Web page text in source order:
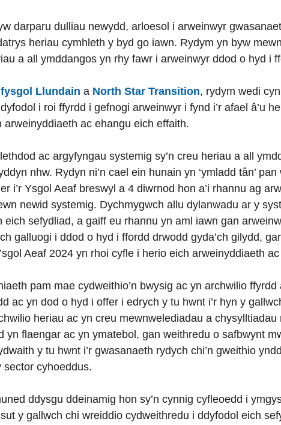
darparu dulliau newydd, arloesol i arweinwyr
heriau cymhleth y byd go iawn. Rydym yn byw
a all ymddangos yn rhy fawr i arweinwyr ddod o hyd i
Llundain a North Star Transition, rydym wedi
i roi ffyrdd i gefnogi arweinwyr i fynd i’r afael â’u
ac ehangu eich effaith.
ac argyfyngau systemig sy’n creu heriau a all
nhw. Rydyn ni’n cael ein hunain yn ‘ymladd tân’
i’r Ysgol Aeaf breswyl a 4 diwrnod hon a’i rhannu ag
newid systemig. Dychmygwch allu dylanwadu ar y
eich sefydliad, a gaiff eu rhannu yn aml iawn gan
galluogi i ddod o hyd i ffordd drwodd gyda’ch gilydd,
Aeaf 2024 yn rhoi cyfle i herio eich arweinyddiaeth
pam mae cydweithio’n bwysig ac yn archwilio
ac yn dod o hyd i offer i edrych y tu hwnt i’r hyn y
heriau ac yn creu mewnwelediadau a chysylltiadau
yn flaengar ac yn ymatebol, gan weithredu o safbwynt
y tu hwnt i’r gwasanaeth rydych chi’n gweithio
cyhoeddus.
ddysgu ddeinamig hon sy’n cynnig cyfleoedd i
y gallwch chi wreiddio cydweithredu i ddyfodol eich